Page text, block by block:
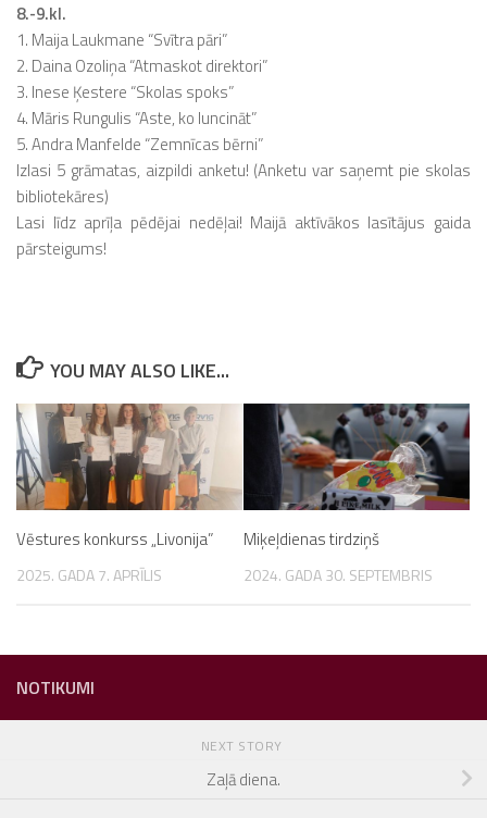
8.-9.kl.
1. Maija Laukmane “Svītra pāri”
2. Daina Ozoliņa “Atmaskot direktori”
3. Inese Ķestere “Skolas spoks”
4. Māris Rungulis “Aste, ko luncināt”
5. Andra Manfelde “Zemnīcas bērni”
Izlasi 5 grāmatas, aizpildi anketu! (Anketu var saņemt pie skolas
bibliotekāres)
Lasi līdz aprīļa pēdējai nedēļai! Maijā aktīvākos lasītājus gaida
pārsteigums!
YOU MAY ALSO LIKE...
Vēstures konkurss „Livonija”
2025. GADA 7. APRĪLIS
Miķeļdienas tirdziņš
2024. GADA 30. SEPTEMBRIS
NOTIKUMI
NEXT STORY
Zaļā diena.